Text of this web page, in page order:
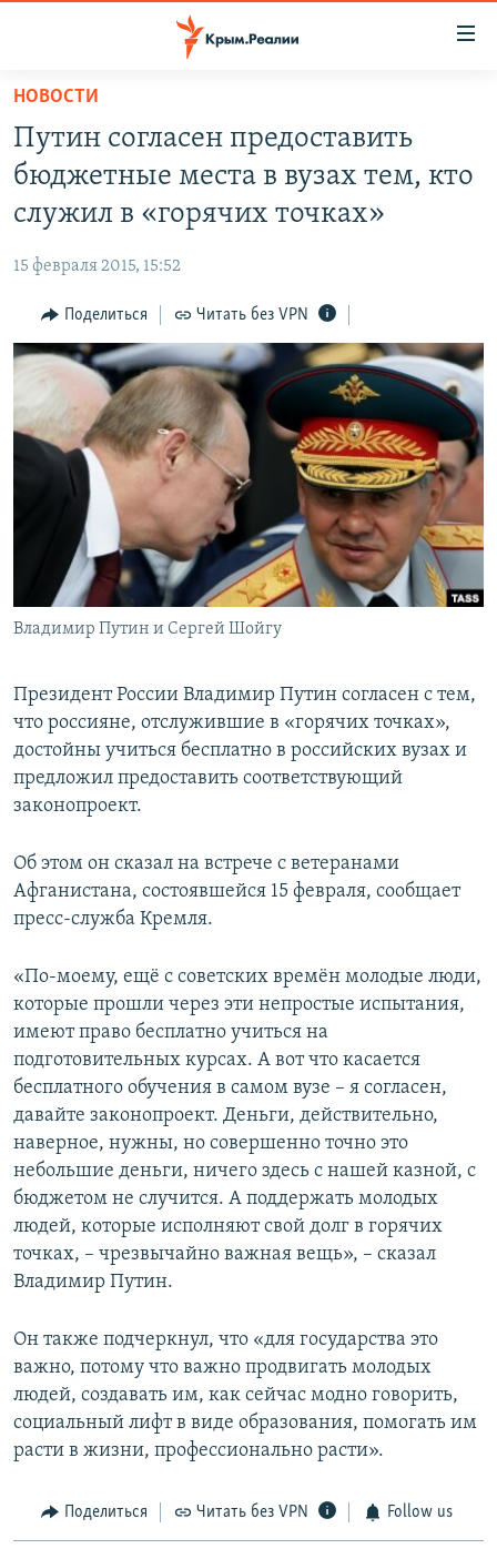
Вернуться
основному
содержанию
главной
навигации
Вернутся
поиску
СПЕЦПРОЕКТЫ
11 ЛЕТ ОККУПАЦИИ КРЫМА. 11 ИСТОРИЙ СОПРОТИВЛЕНИЯ
ЕЩЕ
ИНТЕРАКТИВ
ИНФОГРАФИКА
ТЕЛЕПРОЕКТ КРЫМ.РЕАЛИИ
СОВЕТЫ ПРАВОЗАЩИТНИКОВ
ПРОПАВШИЕ БЕЗ ВЕСТИ
ПОБЕДИТЕЛЕЙ НЕ СУДЯТ?
КРЫМ.НЕПОКОРЕННЫЙ
ELIFBE
УКРАИНСКАЯ ПРОБЛЕМА КРЫМА
РАДІО СВОБОДА
КАК ОБОЙТИ БЛОКИРОВКУ
Українською
Qırımtatar
ПРИСОЕДИНЯЙТЕСЬ!
НОВОСТИ
Путин согласен предоставить
бюджетные места в вузах тем, кто
служил в «горячих точках»
15 февраля 2015, 15:52
Поделиться Читать без VPN
Владимир Путин и Сергей Шойгу
Президент России Владимир Путин согласен с тем,
что россияне, отслужившие в «горячих точках»,
достойны учиться бесплатно в российских вузах и
предложил предоставить соответствующий
законопроект.
Об этом он сказал на встрече с ветеранами
Афганистана, состоявшейся 15 февраля, сообщает
пресс-служба Кремля.
«По-моему, ещё с советских времён молодые люди,
которые прошли через эти непростые испытания,
имеют право бесплатно учиться на
подготовительных курсах. А вот что касается
бесплатного обучения в самом вузе – я согласен,
давайте законопроект. Деньги, действительно,
наверное, нужны, но совершенно точно это
небольшие деньги, ничего здесь с нашей казной, с
бюджетом не случится. А поддержать молодых
людей, которые исполняют свой долг в горячих
точках, – чрезвычайно важная вещь», – сказал
Владимир Путин.
Он также подчеркнул, что «для государства это
важно, потому что важно продвигать молодых
людей, создавать им, как сейчас модно говорить,
социальный лифт в виде образования, помогать им
расти в жизни, профессионально расти».
Поделиться Читать без VPN Follow us